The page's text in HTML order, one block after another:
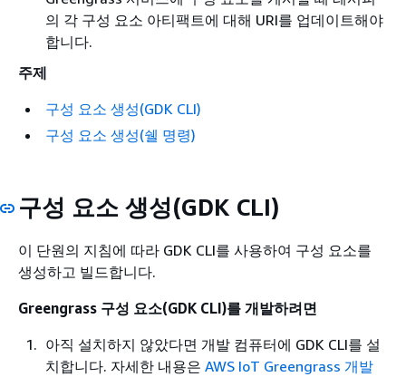
의 각 구성 요소 아티팩트에 대해 URI를 업데이트해야
합니다.
주제
구성 요소 생성(GDK CLI)
구성 요소 생성(쉘 명령)
구성 요소 생성(GDK CLI)
이 단원의 지침에 따라 GDK CLI를 사용하여 구성 요소를
생성하고 빌드합니다.
Greengrass 구성 요소(GDK CLI)를 개발하려면
아직 설치하지 않았다면 개발 컴퓨터에 GDK CLI를 설
치합니다. 자세한 내용은 AWS IoT Greengrass 개발